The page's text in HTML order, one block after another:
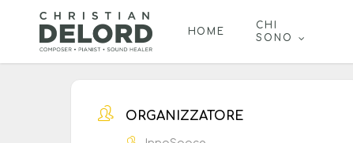
content
HOME
CHI
SONO
ORGANIZZATORE